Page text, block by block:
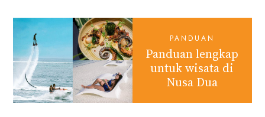
PANDUAN
Panduan lengkap
untuk wisata di
Nusa Dua